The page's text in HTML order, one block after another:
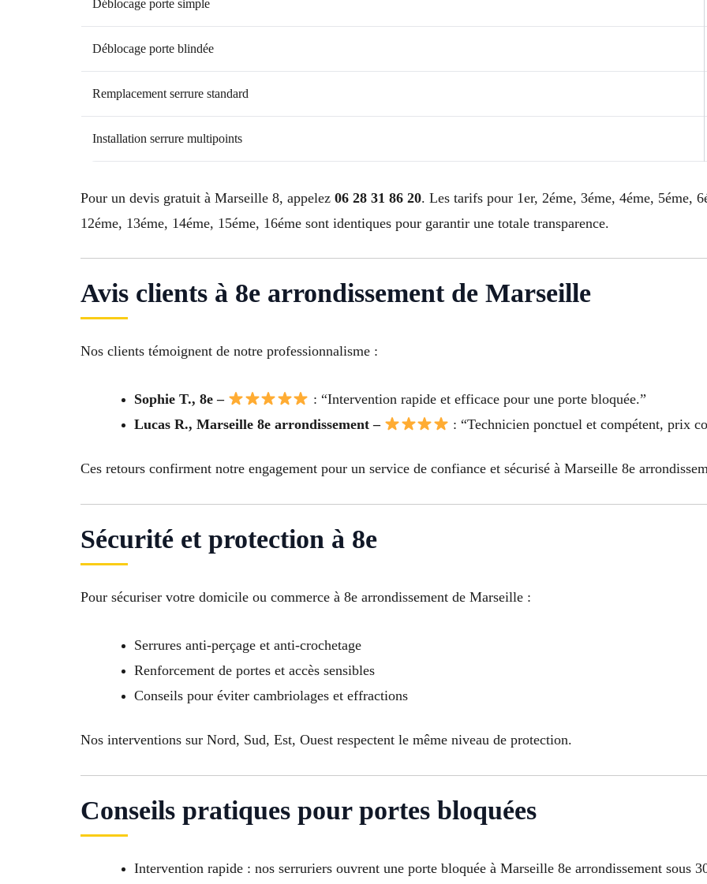
Déblocage porte simple
Déblocage porte blindée
Remplacement serrure standard
Installation serrure multipoints
Pour un devis gratuit à Marseille 8, appelez 06 28 31 86 20. Les tarifs pour 1er, 2éme, 3éme, 4éme, 5éme,
12éme, 13éme, 14éme, 15éme, 16éme sont identiques pour garantir une totale transparence.
Avis clients à 8e arrondissement de Marseille
Nos clients témoignent de notre professionnalisme :
Sophie T., 8e –
: “Intervention rapide et efficace pour une porte bloquée.”
Lucas R., Marseille 8e arrondissement –
: “Technicien ponctuel et compétent, prix
Ces retours confirment notre engagement pour un service de confiance et sécurisé à Marseille 8e
Sécurité et protection à 8e
Pour sécuriser votre domicile ou commerce à 8e arrondissement de Marseille :
Serrures anti-perçage et anti-crochetage
Renforcement de portes et accès sensibles
Conseils pour éviter cambriolages et effractions
Nos interventions sur Nord, Sud, Est, Ouest respectent le même niveau de protection.
Conseils pratiques pour portes bloquées
Intervention rapide : nos serruriers ouvrent une porte bloquée à Marseille 8e arrondissement sous